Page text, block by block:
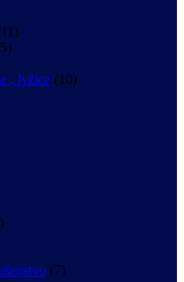
, lyžice (10)
(7)